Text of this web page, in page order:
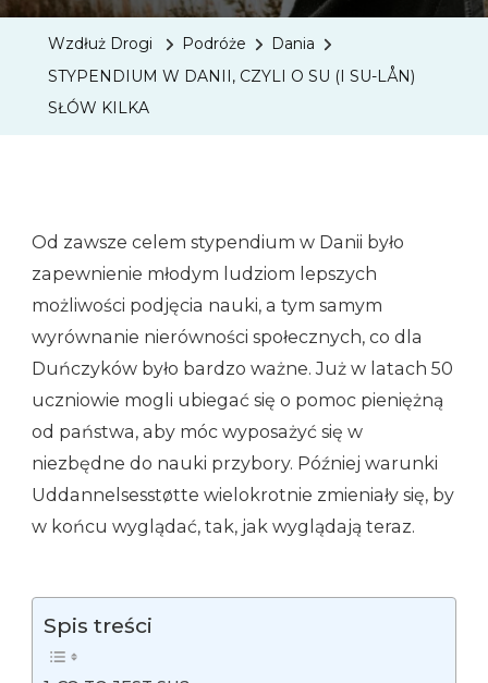
Wzdłuż Drogi Podróże
Dania
STYPENDIUM W DANII, CZYLI O SU (I SU-LÅN)
SŁÓW KILKA
Od zawsze celem stypendium w Danii było
zapewnienie młodym ludziom lepszych
możliwości podjęcia nauki, a tym samym
wyrównanie nierówności społecznych, co dla
Duńczyków było bardzo ważne. Już w latach 50
uczniowie mogli ubiegać się o pomoc pieniężną
od państwa, aby móc wyposażyć się w
niezbędne do nauki przybory. Później warunki
Uddannelsesstøtte wielokrotnie zmieniały się, by
w końcu wyglądać, tak, jak wyglądają teraz.
Spis treści